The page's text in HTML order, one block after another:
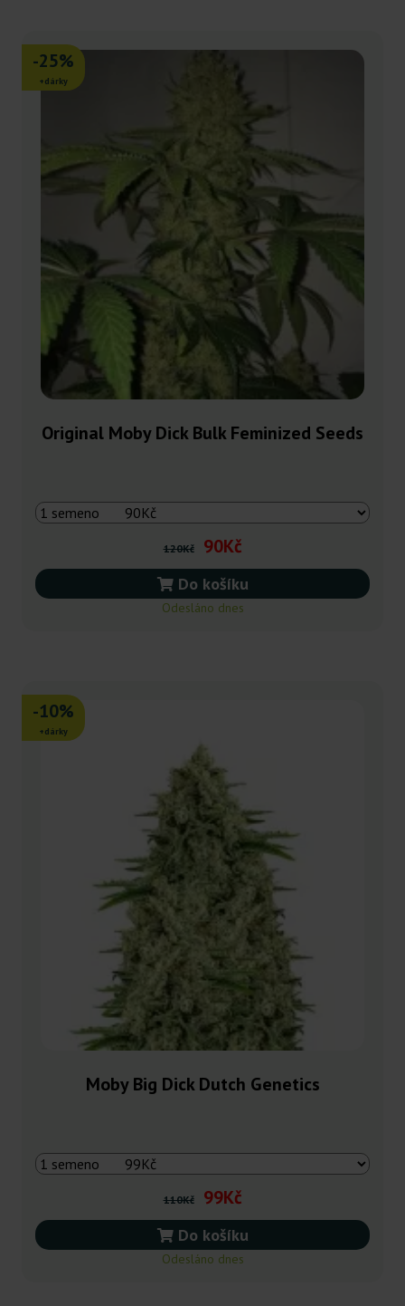
-25%
+dárky
Original Moby Dick Bulk Feminized Seeds
120Kč 90Kč
Do košíku
Odesláno dnes
-10%
+dárky
Moby Big Dick Dutch Genetics
110Kč 99Kč
Do košíku
Odesláno dnes